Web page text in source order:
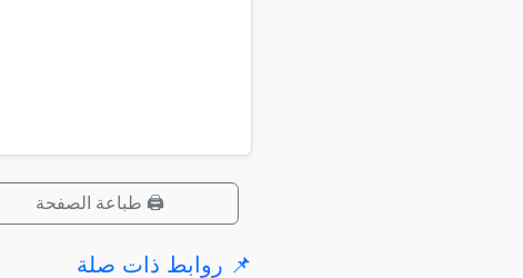
🖨️ طباعة الصفحة
📌 روابط ذات صلة